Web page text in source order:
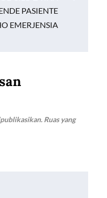
PASIENTE
EMERJENSIA
Ruas yang